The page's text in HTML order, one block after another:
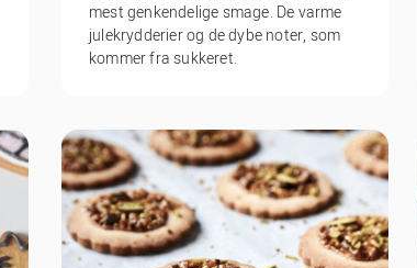
mest genkendelige smage. De varme
julekrydderier og de dybe noter, som
kommer fra sukkeret.